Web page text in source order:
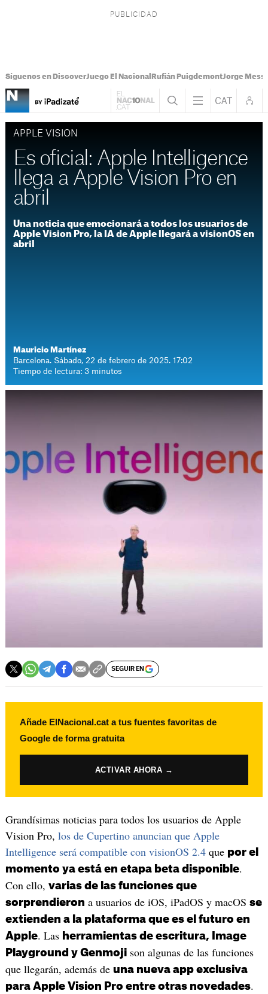
Síguenos en DiscoverJuego El Nacional Rufián PuigdemontJorge Messi
APPLE VISION
Es oficial: Apple Intelligence
llega a Apple Vision Pro en
abril
Una noticia que emocionará a todos los usuarios de
Apple Vision Pro, la IA de Apple llegará a visionOS en
abril
Mauricio Martínez
Barcelona. Sábado, 22 de febrero de 2025. 17:02
Tiempo de lectura: 3 minutos
SEGUIR EN
Añade ElNacional.cat a tus fuentes favoritas de
Google de forma gratuita
ACTIVAR AHORA →
Grandísimas noticias para todos los usuarios de Apple
Vision Pro, los de Cupertino anuncian que Apple
Intelligence será compatible con visionOS 2.4que por el
momento ya está en etapa beta disponible.
Con ello, varias de las funciones que
sorprendieron a usuarios de iOS, iPadOS y macOS se
extienden a la plataforma que es el futuro en
Apple. Las herramientas de escritura, Image
Playground y Genmojison algunas de las funciones
que llegarán, además de una nueva app exclusiva
para Apple Vision Pro entre otras novedades.